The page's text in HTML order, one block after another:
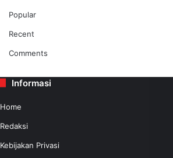
Popular
Recent
Comments
Informasi
Home
Redaksi
Kebijakan Privasi